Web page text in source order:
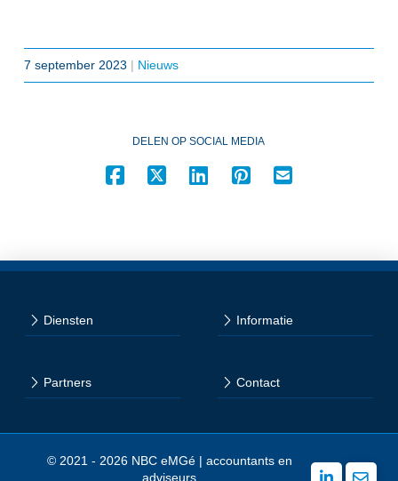
7 september 2023 | Nieuws
DELEN OP SOCIAL MEDIA
Diensten Informatie
Partners Contact
© 2021 - 2026 NBC eMGé | accountants en
adviseurs